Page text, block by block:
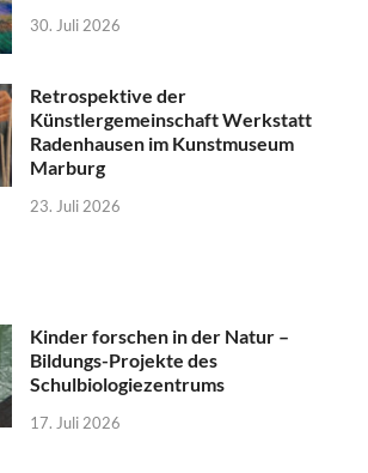
30. Juli 2026
Retrospektive der
Künstlergemeinschaft Werkstatt
Radenhausen im Kunstmuseum
Marburg
23. Juli 2026
Kinder forschen in der Natur –
Bildungs-Projekte des
Schulbiologiezentrums
17. Juli 2026